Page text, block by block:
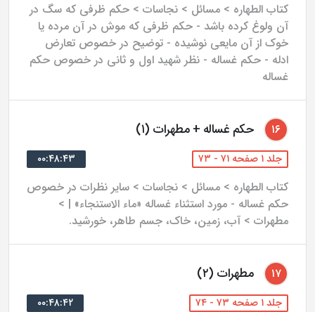
کتاب الطهاره > مسائل > نجاسات > حکم ظرفی که سگ در
آن ولوغ کرده باشد - حکم ظرفی که موش در آن مرده یا
خوک از آن مایعی نوشیده - توضیح در خصوص تعارض
ادله - حکم غساله - نظر شهید اول و ثانی در خصوص حکم
غساله
۱۶ حکم غساله + مطهرات (۱)
جلد ۱ صفحه ۷۱ - ۷۳ ۰۰:۴۸:۴۳
کتاب الطهاره > مسائل > نجاسات > سایر نظرات در خصوص
حکم غساله - مورد استثناء غساله «ماء الاستنجاء» | >
مطهرات > آب، زمین، خاک، جسم طاهر، خورشید.
۱۷ مطهرات (۲)
جلد ۱ صفحه ۷۳ - ۷۴ ۰۰:۴۸:۴۲